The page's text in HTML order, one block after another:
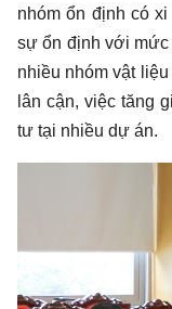
nhóm ổn định có
sự ổn định với mức
nhiều nhóm vật
lân cận, việc tăng
tư tại nhiều dự án.